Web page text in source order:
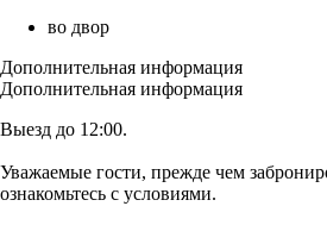
во двор
Дополнительная информация
Дополнительная информация
Выезд до 12:00.
Уважаемые гости, прежде чем
ознакомьтесь с условиями.